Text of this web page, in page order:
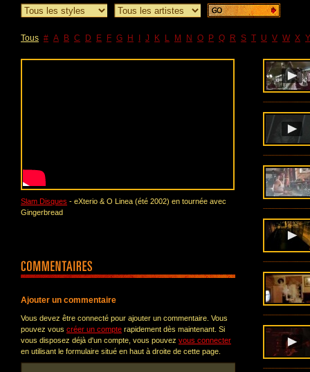
Tous # A B C D E F G H J K L M N O P Q R S T U V W X Y
Slam Disques - eXterio & O Linea (été 2002) en tournée avec
Gingerbread
Ajouter un commentaire
Vous devez être connecté pour ajouter un commentaire. Vous
pouvez vous créer un compte rapidement dès maintenant. Si
vous disposez déjà d'un compte, vous pouvez vous connecter
en utilisant le formulaire situé en haut à droite de cette page.